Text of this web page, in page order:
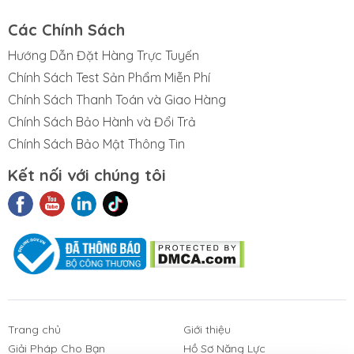
Liệu Nhám
Phim Cách
Sản Phẩm
Các Chính Sách
Hướng Dẫn Đặt Hàng Trực Tuyến
Chính Sách Test Sản Phẩm Miễn Phí
Chính Sách Thanh Toán và Giao Hàng
Chính Sách Bảo Hành và Đổi Trả
Chính Sách Bảo Mật Thông Tin
Kết nối với chúng tôi
Trang chủ
Giới thiệu
Giải Pháp Cho Bạn
Hồ Sơ Năng Lực